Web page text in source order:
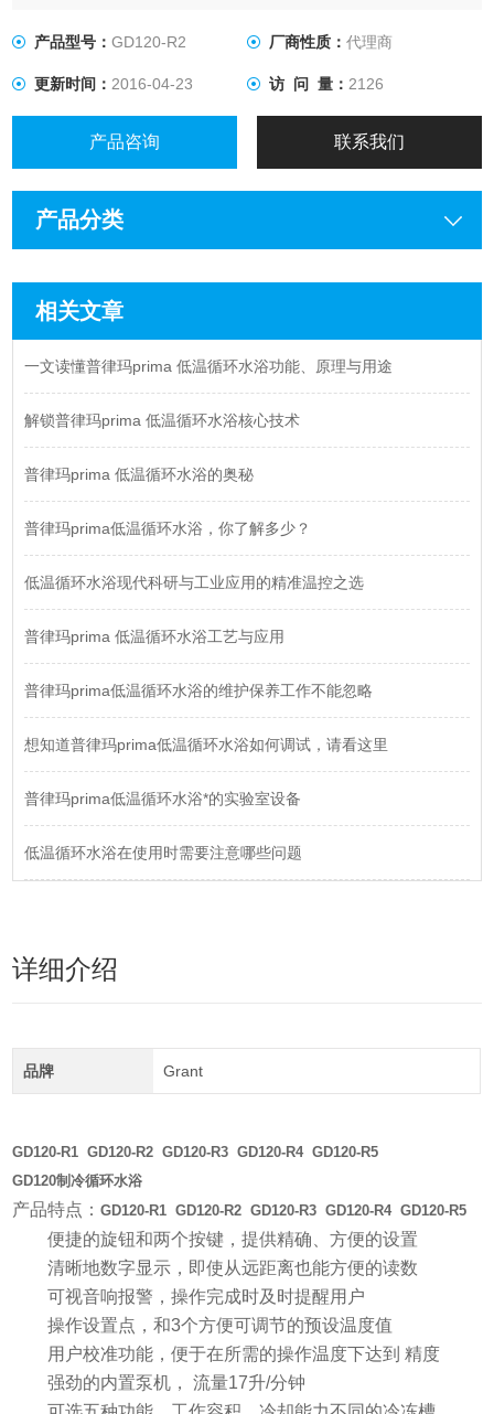
产品型号：GD120-R2 厂商性质： 代理商
更新时间：2016-04-23 访 问 量： 2126
产品咨询 联系我们
产品分类
相关文章
一文读懂普律玛prima 低温循环水浴功能、原理与用途
解锁普律玛prima 低温循环水浴核心技术
普律玛prima 低温循环水浴的奥秘
普律玛prima低温循环水浴，你了解多少？
低温循环水浴现代科研与工业应用的精准温控之选
普律玛prima 低温循环水浴工艺与应用
普律玛prima低温循环水浴的维护保养工作不能忽略
想知道普律玛prima低温循环水浴如何调试，请看这里
普律玛prima低温循环水浴*的实验室设备
低温循环水浴在使用时需要注意哪些问题
详细介绍
品牌 Grant
GD120-R1 GD120-R2 GD120-R3 GD120-R4 GD120-R5
GD120制冷循环水浴
产品特点：GD120-R1 GD120-R2 GD120-R3 GD120-R4 GD120-R5
便捷的旋钮和两个按键，提供精确、方便的设置
清晰地数字显示，即使从远距离也能方便的读数
可视音响报警，操作完成时及时提醒用户
操作设置点，和3个方便可调节的预设温度值
用户校准功能，便于在所需的操作温度下达到 精度
强劲的内置泵机， 流量17升/分钟